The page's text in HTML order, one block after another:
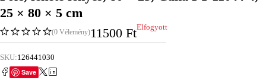
25 × 80 × 5 cm
(0 Vélemény)11500 FtElfogyott
SKU:126441030
Save